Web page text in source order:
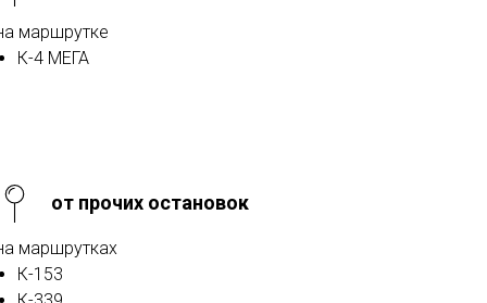
маршрутке
К-4 МЕГА
от прочих остановок
маршрутках
К-153